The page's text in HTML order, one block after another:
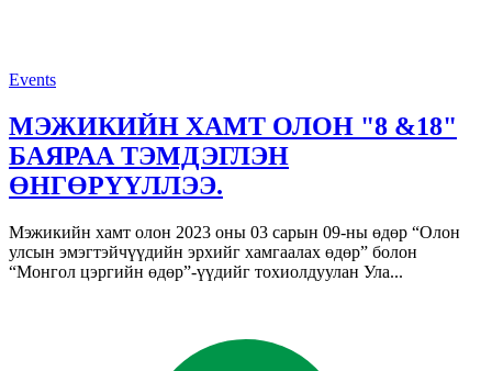
Events
МЭЖИКИЙН ХАМТ ОЛОН "8 &18"
БАЯРАА ТЭМДЭГЛЭН
ӨНГӨРҮҮЛЛЭЭ.
Мэжикийн хамт олон 2023 оны 03 сарын 09-ны өдөр “Олон
улсын эмэгтэйчүүдийн эрхийг хамгаалах өдөр” болон
“Монгол цэргийн өдөр”-үүдийг тохиолдуулан Ула...